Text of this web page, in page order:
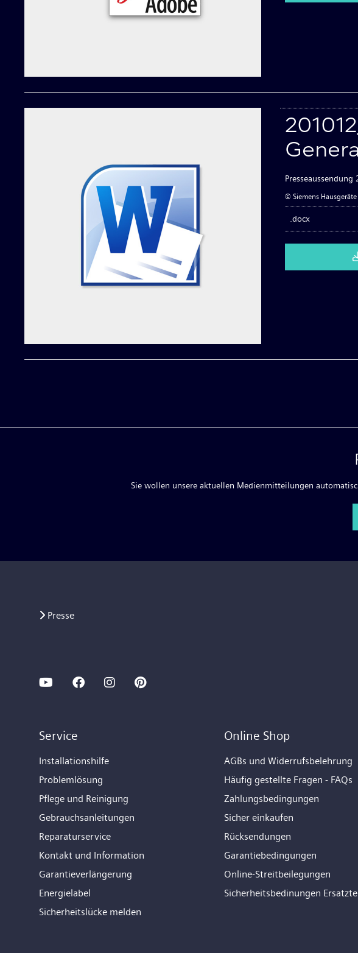
Presseaussendung
© Siemens Hausgeräte
.docx
Sie wollen unsere aktuellen Medienmitteilungen
Presse
Service
Installationshilfe
Problemlösung
Pflege und Reinigung
Gebrauchsanleitungen
Reparaturservice
Kontakt und Information
Garantieverlängerung
Energielabel
Sicherheitslücke melden
Online Shop
AGBs und Widerrufsbelehrung
Häufig gestellte Fragen - FAQs
Zahlungsbedingungen
Sicher einkaufen
Rücksendungen
Garantiebedingungen
Online-Streitbeilegungen
Sicherheitsbedinungen